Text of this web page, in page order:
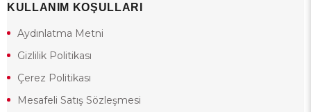
KULLANIM KOŞULLARI
Aydınlatma Metni
Gizlilik Politikası
Çerez Politikası
Mesafeli Satış Sözleşmesi